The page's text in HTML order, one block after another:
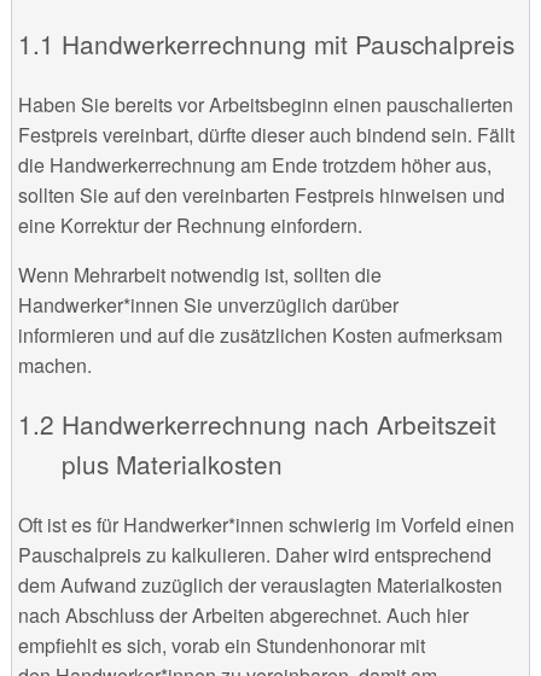
Handwerkerrechnung mit Pauschalpreis
Haben Sie bereits vor Arbeitsbeginn einen pauschalierten
Festpreis vereinbart, dürfte dieser auch bindend sein. Fällt
die Handwerkerrechnung am Ende trotzdem höher aus,
sollten Sie auf den vereinbarten Festpreis hinweisen und
eine Korrektur der Rechnung einfordern.
Wenn Mehrarbeit notwendig ist, sollten die
Handwerker*innen Sie unverzüglich darüber
informieren und auf die zusätzlichen Kosten aufmerksam
machen.
Handwerkerrechnung nach Arbeitszeit
plus Materialkosten
Oft ist es für Handwerker*innen schwierig im Vorfeld einen
Pauschalpreis zu kalkulieren. Daher wird entsprechend
dem Aufwand zuzüglich der verauslagten Materialkosten
nach Abschluss der Arbeiten abgerechnet. Auch hier
empfiehlt es sich, vorab ein Stundenhonorar mit